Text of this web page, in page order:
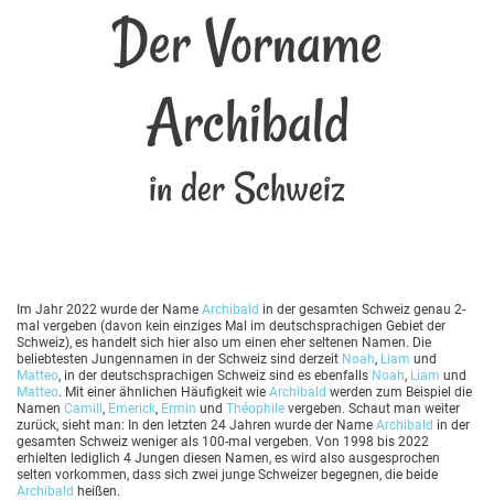
Der Vorname
Archibald
in der Schweiz
Im Jahr 2022 wurde der Name Archibald in der gesamten Schweiz genau 2-
mal vergeben (davon kein einziges Mal im deutschsprachigen Gebiet der
Schweiz), es handelt sich hier also um einen eher seltenen Namen. Die
beliebtesten Jungennamen in der Schweiz sind derzeit Noah, Liam und
Matteo, in der deutschsprachigen Schweiz sind es ebenfalls Noah, Liam und
Matteo. Mit einer ähnlichen Häufigkeit wie Archibald werden zum Beispiel die
Namen Camill, Emerick, Ermin und Théophile vergeben. Schaut man weiter
zurück, sieht man: In den letzten 24 Jahren wurde der Name Archibald in der
gesamten Schweiz weniger als 100-mal vergeben. Von 1998 bis 2022
erhielten lediglich 4 Jungen diesen Namen, es wird also ausgesprochen
selten vorkommen, dass sich zwei junge Schweizer begegnen, die beide
Archibald heißen.